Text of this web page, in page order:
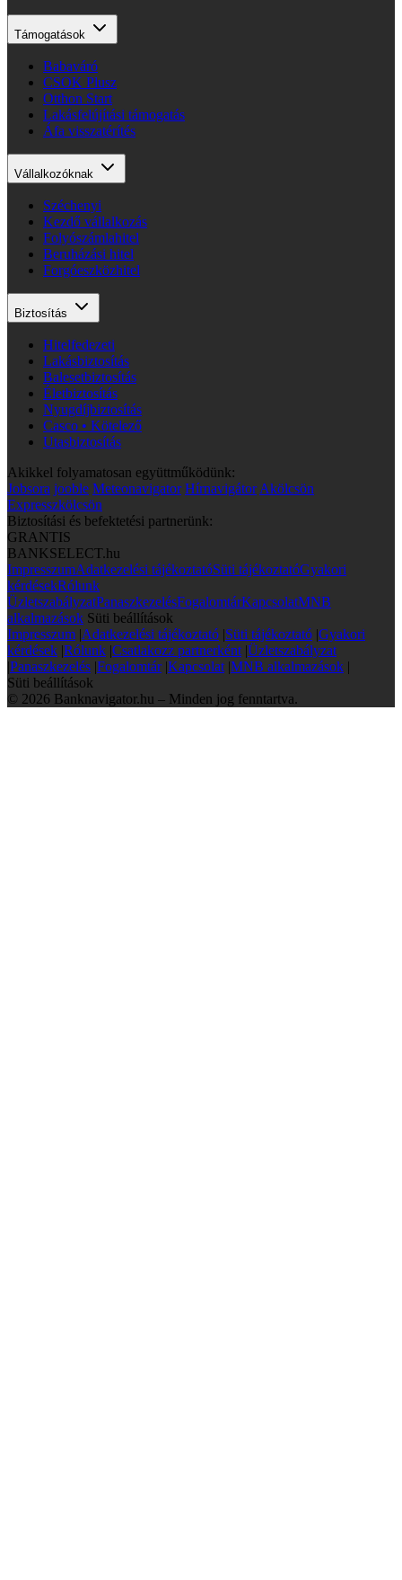
Támogatások
Babaváró
CSOK Plusz
Otthon Start
Lakásfelújítási támogatás
Áfa visszatérítés
Vállalkozóknak
Széchenyi
Kezdő vállalkozás
Folyószámlahitel
Beruházási hitel
Forgóeszközhitel
Biztosítás
Hitelfedezeti
Lakásbiztosítás
Balesetbiztosítás
Életbiztosítás
Nyugdíjbiztosítás
Casco • Kötelező
Utasbiztosítás
Akikkel folyamatosan együttműködünk:
Jobsora jooble Meteonavigator Hírnavigátor Akölcsön
Expresszkölcsön
Biztosítási és befektetési partnerünk:
GRANTIS
BANKSELECT.hu
ImpresszumAdatkezelési tájékoztatóSüti tájékoztatóGyakori
kérdésekRólunk
ÜzletszabályzatPanaszkezelésFogalomtárKapcsolatMNB
alkalmazások Süti beállítások
Impresszum |Adatkezelési tájékoztató |Süti tájékoztató |Gyakori
kérdések |Rólunk |Csatlakozz partnerként |Üzletszabályzat
|Panaszkezelés |Fogalomtár |Kapcsolat |MNB alkalmazások |
Süti beállítások
© 2026 Banknavigator.hu – Minden jog fenntartva.